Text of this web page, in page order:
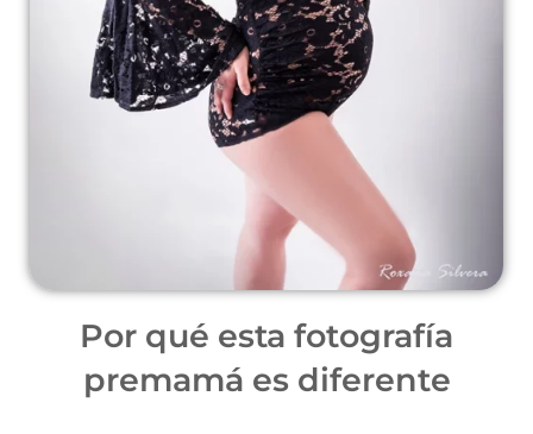
Por qué esta fotografía
premamá es diferente